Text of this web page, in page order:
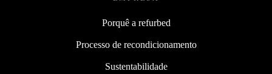
Porquê a refurbed
Processo de recondicionamento
Sustentabilidade